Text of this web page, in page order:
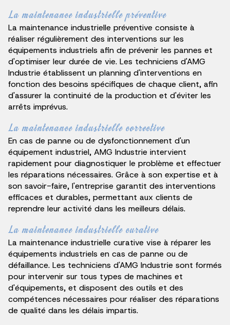
La maintenance industrielle préventive
La maintenance industrielle préventive consiste à
réaliser régulièrement des interventions sur les
équipements industriels afin de prévenir les pannes et
d'optimiser leur durée de vie. Les techniciens d'AMG
Industrie établissent un planning d'interventions en
fonction des besoins spécifiques de chaque client, afin
d'assurer la continuité de la production et d'éviter les
arrêts imprévus.
La maintenance industrielle corrective
En cas de panne ou de dysfonctionnement d'un
équipement industriel, AMG Industrie intervient
rapidement pour diagnostiquer le problème et effectuer
les réparations nécessaires. Grâce à son expertise et à
son savoir-faire, l'entreprise garantit des interventions
efficaces et durables, permettant aux clients de
reprendre leur activité dans les meilleurs délais.
La maintenance industrielle curative
La maintenance industrielle curative vise à réparer les
équipements industriels en cas de panne ou de
défaillance. Les techniciens d'AMG Industrie sont formés
pour intervenir sur tous types de machines et
d'équipements, et disposent des outils et des
compétences nécessaires pour réaliser des réparations
de qualité dans les délais impartis.